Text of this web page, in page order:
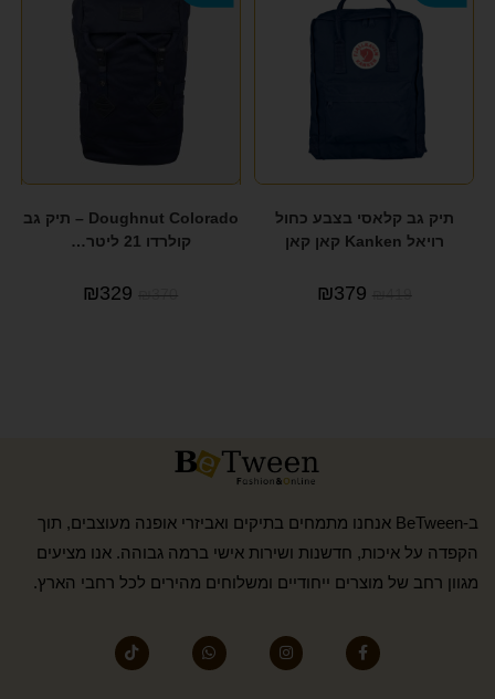
תיק גב קלאסי בצבע כחול
רויאל Kanken קאן קאן
₪419
₪379
Doughnut Colorado – תיק גב
קולרדו 21 ליטר…
₪370
₪329
ב-BeTween אנחנו מתמחים בתיקים ואביזרי אופנה מעוצבים, תוך
הקפדה על איכות, חדשנות ושירות אישי ברמה גבוהה. אנו מציעים
מגוון רחב של מוצרים ייחודיים ומשלוחים מהירים לכל רחבי הארץ.